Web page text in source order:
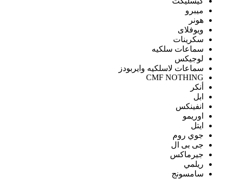
ميبرو
هونر
ويوفلاى
سكرينات
سماعات سلكيه
لوجيكس
سماعات لاسلكيه وايربودز
CMF NOTHING
أنكر
ابل
انفينكس
اوريمو
ايتل
جوي روم
جى بى ال
جيرماكس
ريلمي
سامسونج